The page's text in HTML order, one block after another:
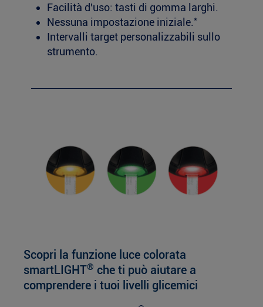
Facilità d'uso: tasti di gomma larghi.
Nessuna impostazione iniziale.*
Intervalli target personalizzabili sullo
strumento.
Scopri la funzione luce colorata
smartLIGHT® che ti può aiutare a
comprendere i tuoi livelli glicemici